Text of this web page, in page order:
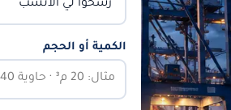
الكمية أو الحجم